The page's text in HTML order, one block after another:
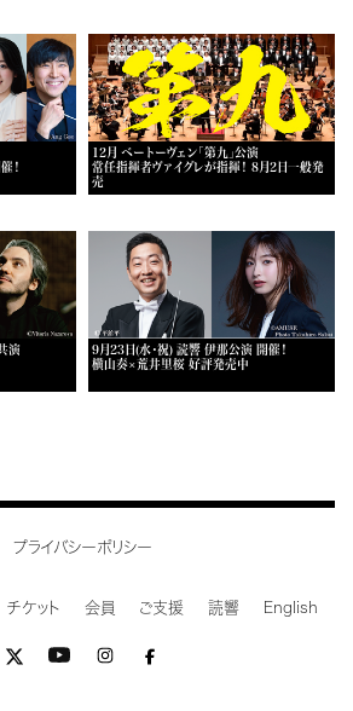
！
12月 ベートーヴェン「第九」公演
常任指揮者ヴァイグレが指揮！ 8月2日一般発
売
演
9月23日(水・祝) 読響 伊那公演 開催！
横山奏×荒井里桜 好評発売中
プライバシーポリシー
チケット 会員 ご支援 読響 English